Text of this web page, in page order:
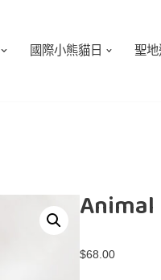
國際小熊貓日 聖
$68.00